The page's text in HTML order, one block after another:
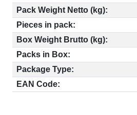
Pack Weight Netto (kg):
Pieces in pack:
Box Weight Brutto (kg):
Packs in Box:
Package Type:
EAN Code: